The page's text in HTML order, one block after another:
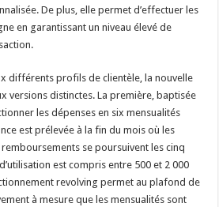
De plus, elle permet d’effectuer les
en garantissant un niveau élevé de
différents profils de clientèle, la nouvelle
versions distinctes. La première, baptisée
les dépenses en six mensualités
est prélevée à la fin du mois où les
se poursuivent les cinq
est compris entre 500 et 2 000
revolving permet au plafond de
à mesure que les mensualités sont